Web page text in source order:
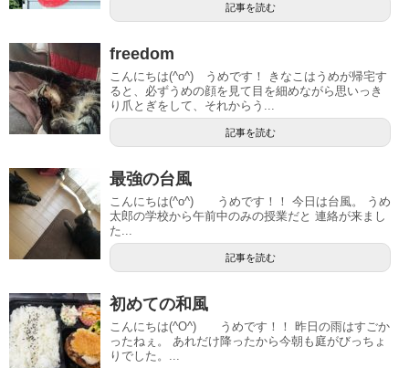
記事を読む
freedom
こんにちは(^o^) うめです！ きなこはうめが帰宅す
ると、必ずうめの顔を見て目を細めながら思いっき
り爪とぎをして、それからう...
記事を読む
最強の台風
こんにちは(^o^) うめです！！ 今日は台風。 うめ
太郎の学校から午前中のみの授業だと 連絡が来まし
た...
記事を読む
初めての和風
こんにちは(^O^) うめです！！ 昨日の雨はすごか
ったねぇ。 あれだけ降ったから今朝も庭がびっちょ
りでした。...